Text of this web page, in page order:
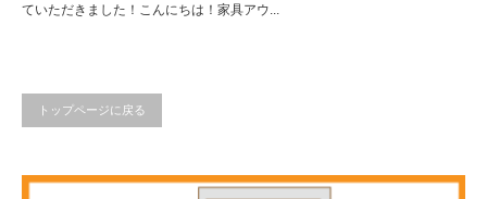
ていただきました！こんにちは！家具アウ...
トップページに戻る